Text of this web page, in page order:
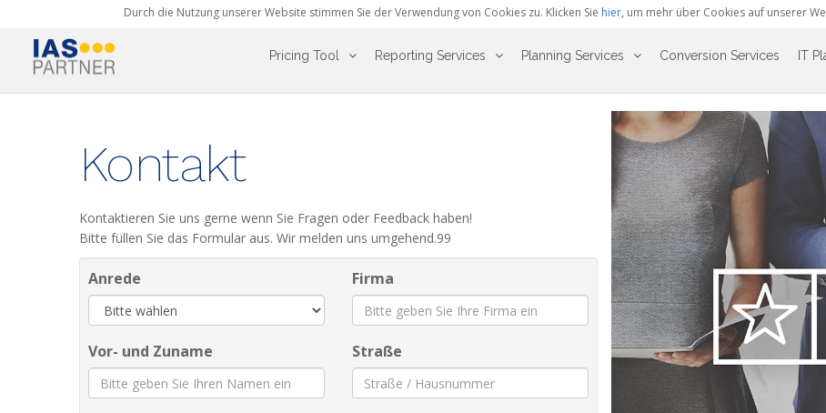
Durch die Nutzung unserer Website stimmen Sie der Verwendung von Cookies zu. Klicken Sie hier, um mehr über Cookies auf unserer
Pricing Tool Reporting Services Planning Services Conversion Services IT
Kontakt
Kontaktieren Sie uns gerne wenn Sie Fragen oder Feedback haben!
Bitte füllen Sie das Formular aus. Wir melden uns umgehend.99
Anrede
Vor- und Zuname
Firma
Straße